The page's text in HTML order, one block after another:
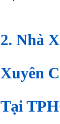
2. Nhà
Xuyên
Tại